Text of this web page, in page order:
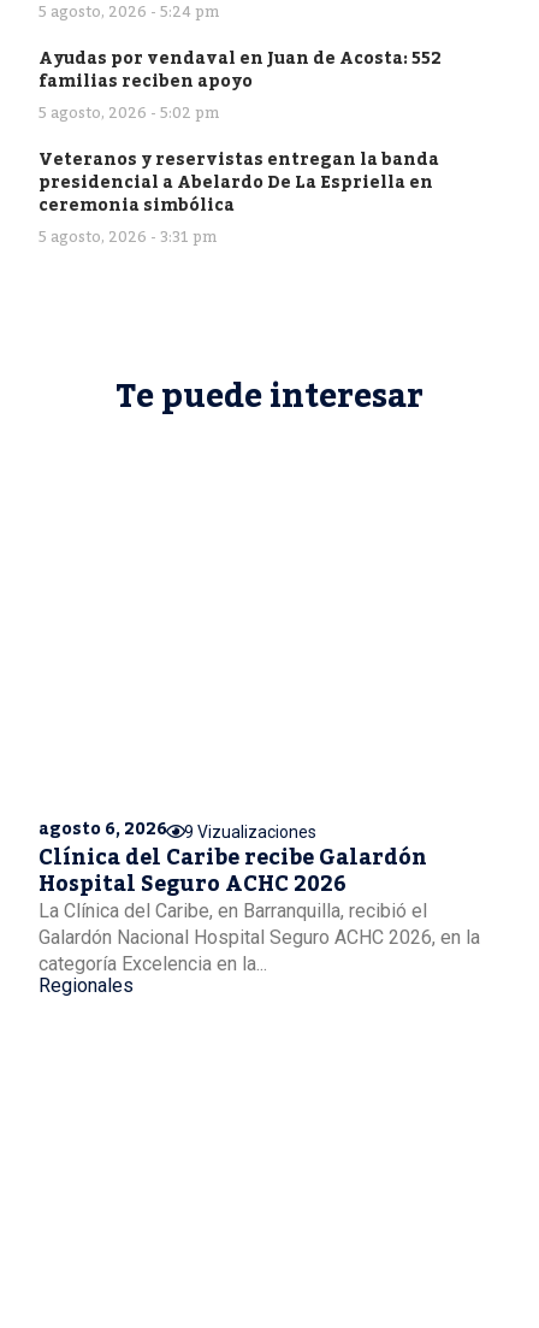
5 agosto, 2026 - 5:24 pm
Ayudas por vendaval en Juan de Acosta: 552
familias reciben apoyo
5 agosto, 2026 - 5:02 pm
Veteranos y reservistas entregan la banda
presidencial a Abelardo De La Espriella en
ceremonia simbólica
5 agosto, 2026 - 3:31 pm
Te puede interesar
agosto 6, 2026 9 Vizualizaciones
Clínica del Caribe recibe Galardón
Hospital Seguro ACHC 2026
La Clínica del Caribe, en Barranquilla, recibió el
Galardón Nacional Hospital Seguro ACHC 2026, en la
categoría Excelencia en la...
Regionales